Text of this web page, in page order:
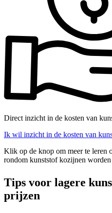
Direct inzicht in de kosten van
Ik wil inzicht in de kosten van
Klik op de knop om meer te leren
rondom kunststof kozijnen
Tips voor lagere
prijzen